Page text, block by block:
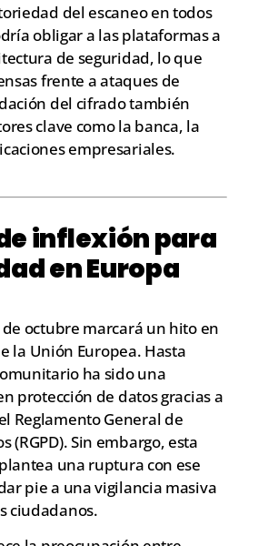
del escaneo en todos
obligar a las plataformas a
de seguridad, lo que
frente a ataques de
del cifrado también
clave como la banca, la
empresariales.
inflexión para
en Europa
octubre marcará un hito en
la Unión Europea. Hasta
ha sido una
protección de datos gracias a
Reglamento General de
(RGPD). Sin embargo, esta
una ruptura con ese
pie a una vigilancia masiva
ciudadanos.